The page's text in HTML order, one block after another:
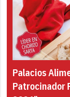
Palacios
Patrocinador